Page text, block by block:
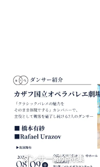
ダンサー紹介特集